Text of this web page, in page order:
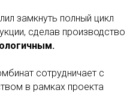
замкнуть полный цикл
сделав производство
сотрудничает с
в рамках проекта